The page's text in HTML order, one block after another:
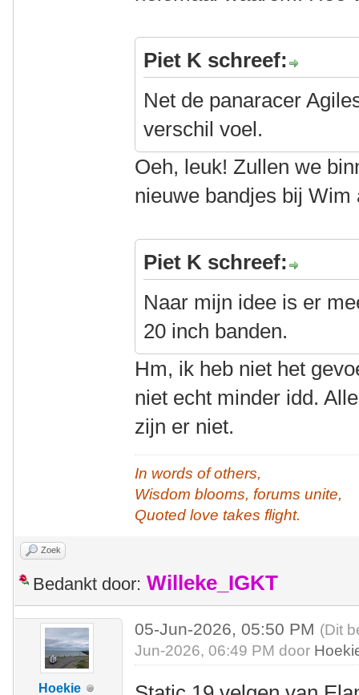
Piet K schreef:
Net de panaracer
verschil voel.
Oeh, leuk! Zullen we
nieuwe bandjes bij
Piet K schreef:
Naar mijn idee is er
20 inch banden.
Hm, ik heb niet het
niet echt minder idd.
zijn er niet.
In words of others,
Wisdom blooms, forums unite,
Quoted love takes flight.
Zoek
Bedankt door: Willeke_IGKT
Hoekie
05-Jun-2026, 05:50 PM (Dit
Jun-2026, 06:49 PM door